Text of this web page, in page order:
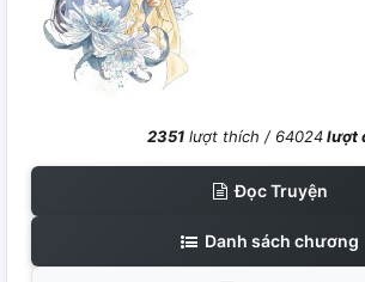
2351lượt thích / 64024lượt
Đọc Truyện
Danh sách chương